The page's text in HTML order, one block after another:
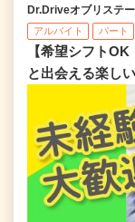
Dr.Driveオブリステ
アルバイト パート
【希望シフト
と出会える楽し